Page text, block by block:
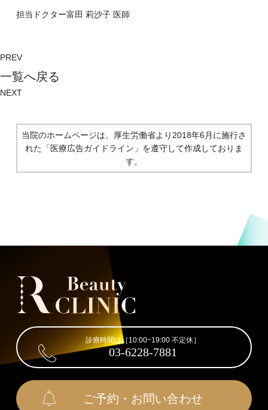
担当ドクター富⽥ 莉沙⼦医師
PREV
⼀覧へ戻る
NEXT
当院のホームページは、厚生労働省より2018年6月に施行さ
れた 「医療広告ガイドライン」を遵守して作成しておりま
す。
診療時間は［10:00~19:00 不定休］
03-6228-7881
ご予約・お問い合わせ